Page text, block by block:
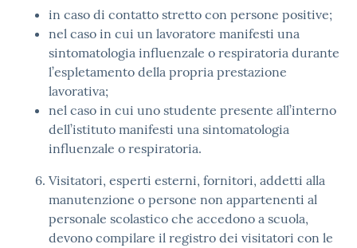
in caso di contatto stretto con persone positive;
nel caso in cui un lavoratore manifesti una
sintomatologia influenzale o respiratoria durante
l’espletamento della propria prestazione
lavorativa;
nel caso in cui uno studente presente all’interno
dell’istituto manifesti una sintomatologia
influenzale o respiratoria.
Visitatori, esperti esterni, fornitori, addetti alla
manutenzione o persone non appartenenti al
personale scolastico che accedono a scuola,
devono compilare il registro dei visitatori con le